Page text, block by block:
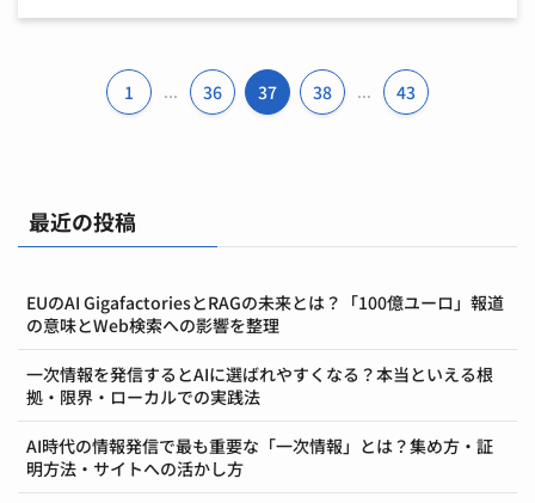
1
... 36 37 38 ... 43
最近の投稿
EUのAI GigafactoriesとRAGの未来とは？「100億ユーロ」報道
の意味とWeb検索への影響を整理
一次情報を発信するとAIに選ばれやすくなる？本当といえる根
拠・限界・ローカルでの実践法
AI時代の情報発信で最も重要な「一次情報」とは？集め方・証
明方法・サイトへの活かし方